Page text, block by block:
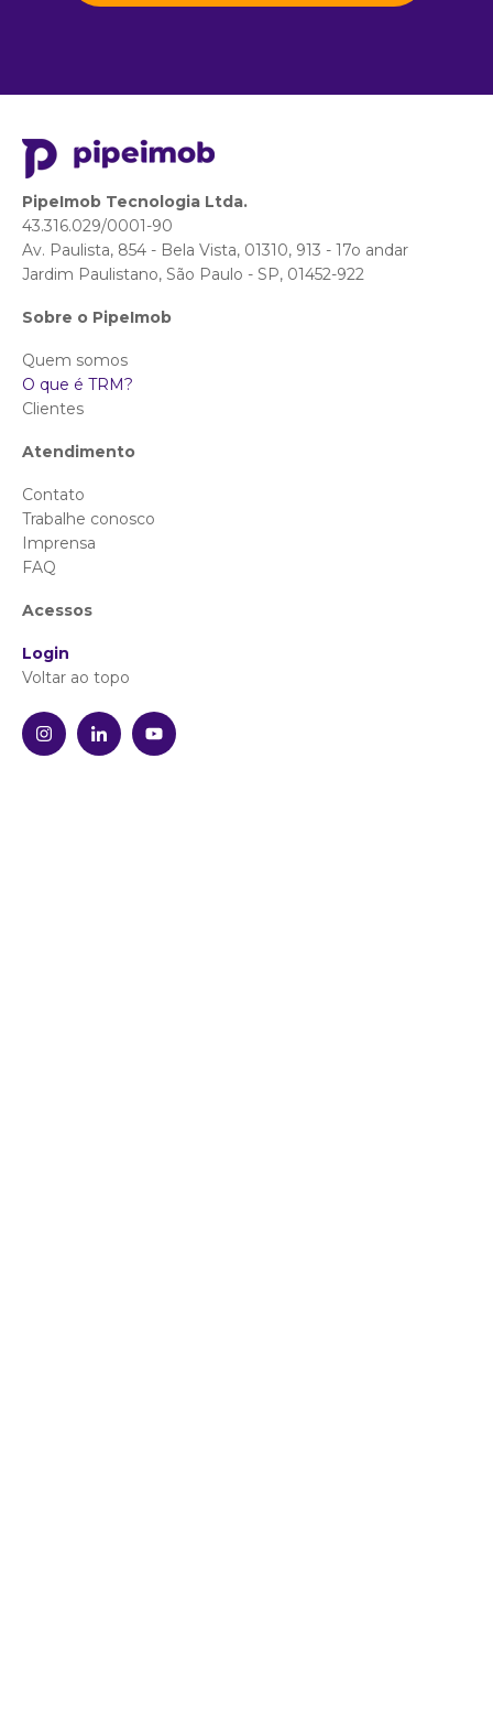
PipeImob Tecnologia Ltda.
43.316.029/0001-90
Av. Paulista, 854 - Bela Vista, 01310, 913 - 17o andar
Jardim Paulistano, São Paulo - SP, 01452-922
Sobre o PipeImob
Quem somos
O que é TRM?
Clientes
Atendimento
Contato
Trabalhe conosco
Imprensa
FAQ
Acessos
Login
Voltar ao topo